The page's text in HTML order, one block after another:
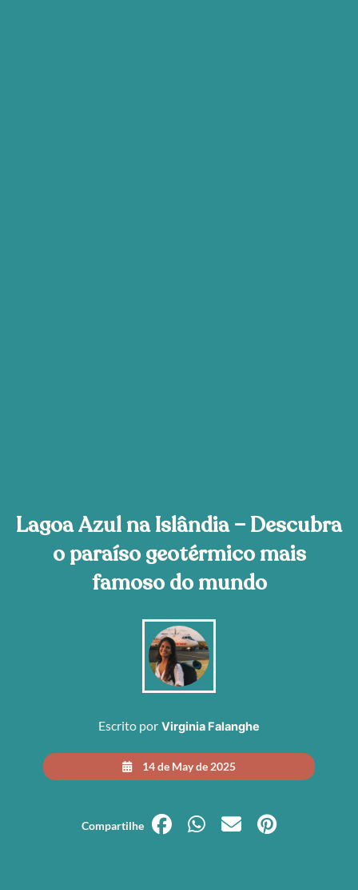
Lagoa Azul na Islândia – Descubra
o paraíso geotérmico mais
famoso do mundo
Escrito por Virginia Falanghe
14 de May de 2025